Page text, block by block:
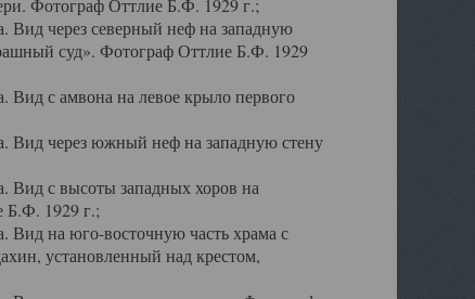
Фотограф Оттлие Б.Ф. 1929 г.;
через северный неф на западную
суд». Фотограф Оттлие Б.Ф. 1929
с амвона на левое крыло первого
Вид через южный неф на западную стену
с высоты западных хоров на
Б.Ф. 1929 г.;
на юго-восточную часть храма с
установленный над крестом,